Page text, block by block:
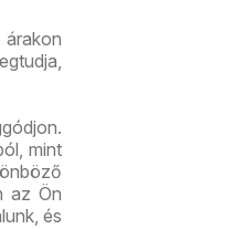
árakon
mint
az Ön
és